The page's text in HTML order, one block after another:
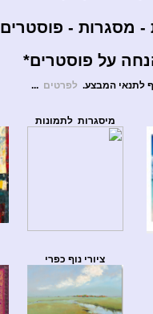
- מסגרות - פוסטרים
לתנאי המבצע. לפרטים ...
מיסגרות לתמונות
ציורי נוף כפרי